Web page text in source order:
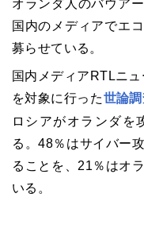
オランダ人のバウア
国内のメディアでエ
募らせている。
国内メディアRTLニ
を対象に行った世論
ロシアがオランダを
る。48％はサイバー
ることを、21％はオ
いる。